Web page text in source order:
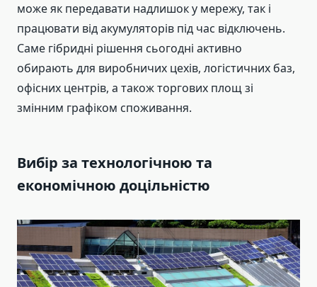
може як передавати надлишок у мережу, так і
працювати від акумуляторів під час відключень.
Саме гібридні рішення сьогодні активно
обирають для виробничих цехів, логістичних баз,
офісних центрів, а також торгових площ зі
змінним графіком споживання.
Вибір за технологічною та
економічною доцільністю